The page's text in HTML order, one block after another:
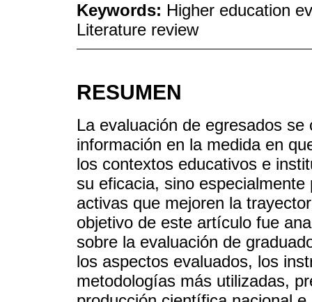
Keywords: Higher education
Literature review
RESUMEN
La evaluación de egresados
información en la medida en
los contextos educativos e
su eficacia, sino
activas que mejoren la
objetivo de este artículo fue
sobre la evaluación de
los aspectos evaluados, los
metodologías más utilizadas,